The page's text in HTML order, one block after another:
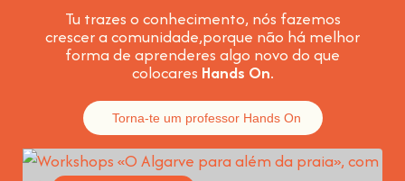
Tu trazes o conhecimento, nós fazemos
crescer a comunidade,porque não há melhor
forma de aprenderes algo novo do que
colocares Hands On.
Torna-te um professor Hands On